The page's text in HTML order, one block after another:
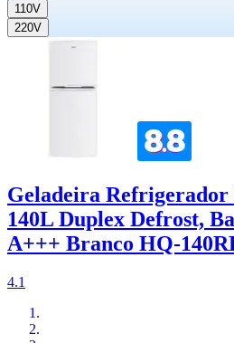
110V
220V
Geladeira Refrigerador
140L Duplex Defrost,
A+++ Branco HQ-
4.1